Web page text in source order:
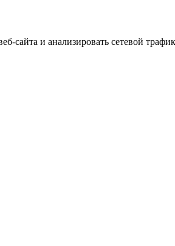
сайта и анализировать сетевой